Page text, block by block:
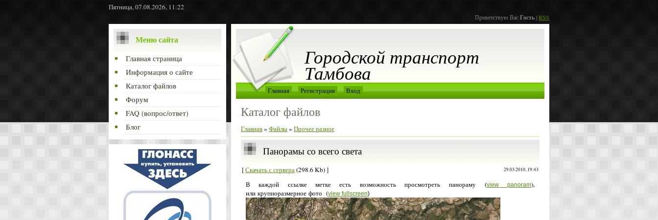
Пятница, 07.08.2026, 11:22
Приветствую ВасГость|RSS
Меню сайта
Главная страница
Информация о сайте
Каталог файлов
Форум
FAQ (вопрос/ответ)
Блог
Городской транспорт
Тамбова
Главная Регистрация Вход
Каталог файлов
Главная» Файлы» Прочее разное
Панорамы со всего света
[Скачать с сервера(298.6 Kb) ] 29.03.2010, 19:43
В каждой ссылке метке есть возможность просмотреть панораму (view panoram),
или крупноразмерное фото (view fullscreen)